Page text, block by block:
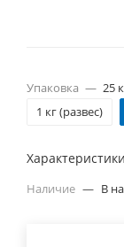
Упаковка — 25
1 кг (развес)
Характеристики
Наличие — В